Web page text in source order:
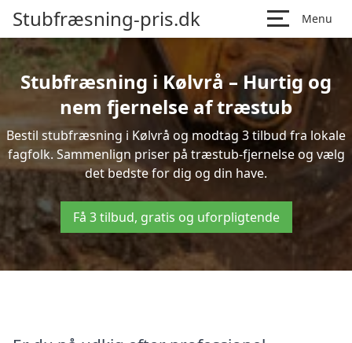
Stubfræsning-pris.dk Menu
Stubfræsning i Kølvrå – Hurtig og
nem fjernelse af træstub
Bestil stubfræsning i Kølvrå og modtag 3 tilbud fra lokale
fagfolk. Sammenlign priser på træstub-fjernelse og vælg
det bedste for dig og din have.
Få 3 tilbud, gratis og uforpligtende